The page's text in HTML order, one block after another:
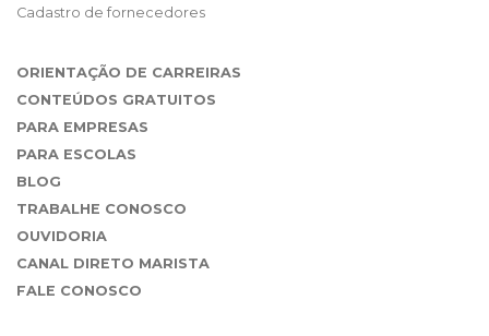
Cadastro de fornecedores
ORIENTAÇÃO DE CARREIRAS
CONTEÚDOS GRATUITOS
PARA EMPRESAS
PARA ESCOLAS
BLOG
TRABALHE CONOSCO
OUVIDORIA
CANAL DIRETO MARISTA
FALE CONOSCO